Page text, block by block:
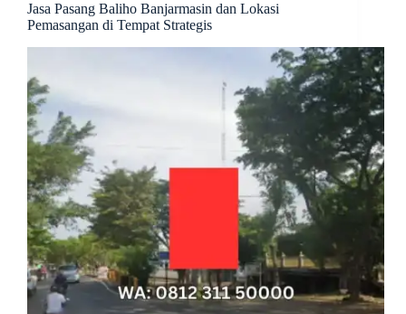
Jasa Pasang Baliho Banjarmasin dan Lokasi
Pemasangan di Tempat Strategis